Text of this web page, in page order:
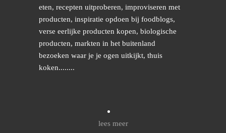
eten, recepten uitproberen, improviseren met
producten, inspiratie opdoen bij foodblogs,
verse eerlijke producten kopen, biologische
producten, markten in het buitenland
bezoeken waar je je ogen uitkijkt, thuis
koken........
lees meer